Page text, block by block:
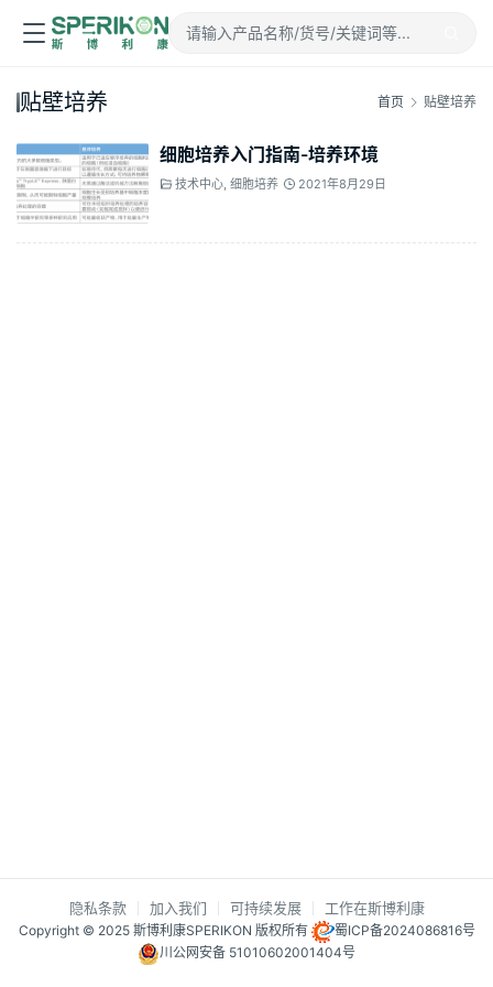
贴壁培养 首页 贴壁培养
细胞培养入门指南-培养环境
技术中心, 细胞培养 2021年8月29日
隐私条款 加入我们 可持续发展 工作在斯博利康
Copyright © 2025 斯博利康SPERIKON 版权所有
蜀ICP备2024086816号
川公网安备 51010602001404号